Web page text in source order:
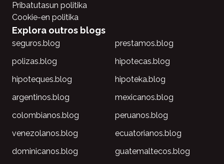
Pribatutasun politika
Cookie-en politika
Explora outros blogs
seguros.blog
prestamos.blog
polizas.blog
hipotecas.blog
hipoteques.blog
hipoteka.blog
argentinos.blog
mexicanos.blog
colombianos.blog
peruanos.blog
venezolanos.blog
ecuatorianos.blog
dominicanos.blog
guatemaltecos.blog